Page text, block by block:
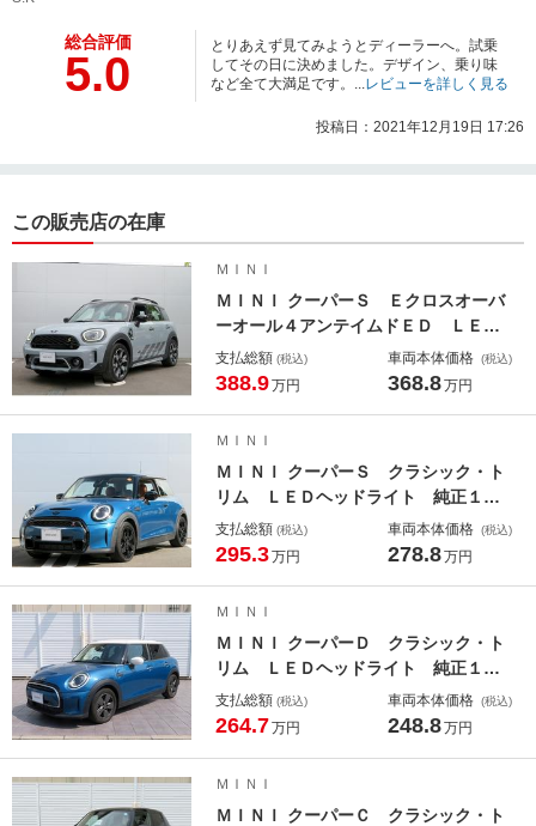
総合評価
5.0
とりあえず見てみようとディーラーへ。試乗
してその日に決めました。デザイン、乗り味
など全て大満足です。... レビューを詳しく見る
投稿日：2021年12月19日 17:26
この販売店の在庫
ＭＩＮＩ
ＭＩＮＩ クーパーＳ Ｅクロスオーバ
ーオール４アンテイムドＥＤ ＬＥＤ
ヘッドライト 純正１８アルミ コー
ナーセンサー オートトランク コン
ー アクティブクルコン レーンディ
パーチャーウォーニング
支払総額 (税込)
388.9万円
車両本体価格 (税込)
368.8万円
ＭＩＮＩ
ＭＩＮＩ クーパーＳ クラシック・ト
リム ＬＥＤヘッドライト 純正１７
アルミ コーナーセンサー コンフォ
ートアクセス ディスプレイメータ
ＮＡシートカバー アイドリングスト
ップ
支払総額 (税込)
295.3万円
車両本体価格 (税込)
278.8万円
ＭＩＮＩ
ＭＩＮＩ クーパーＤ クラシック・ト
リム ＬＥＤヘッドライト 純正１６
アルミホイール コーナーセンサー
コンフォートアクセス ディスプレイ
ディパーチャーウォーニング
支払総額 (税込)
264.7万円
車両本体価格 (税込)
248.8万円
ＭＩＮＩ
ＭＩＮＩ クーパーＣ クラシック・ト